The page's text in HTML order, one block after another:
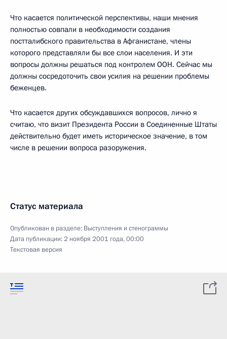
Что касается политической перспективы, наши мнения
полностью совпали в необходимости создания
постталибского правительства в Афганистане, члены
которого представляли бы все слои населения. И эти
вопросы должны решаться под контролем ООН. Сейчас мы
должны сосредоточить свои усилия на решении проблемы
беженцев.
Что касается других обсуждавшихся вопросов, лично я
считаю, что визит Президента России в Соединенные Штаты
действительно будет иметь историческое значение, в том
числе в решении вопроса разоружения.
Статус материала
Опубликован в разделе: Выступления и стенограммы
Дата публикации:2 ноября 2001 года, 00:00
Текстовая версия